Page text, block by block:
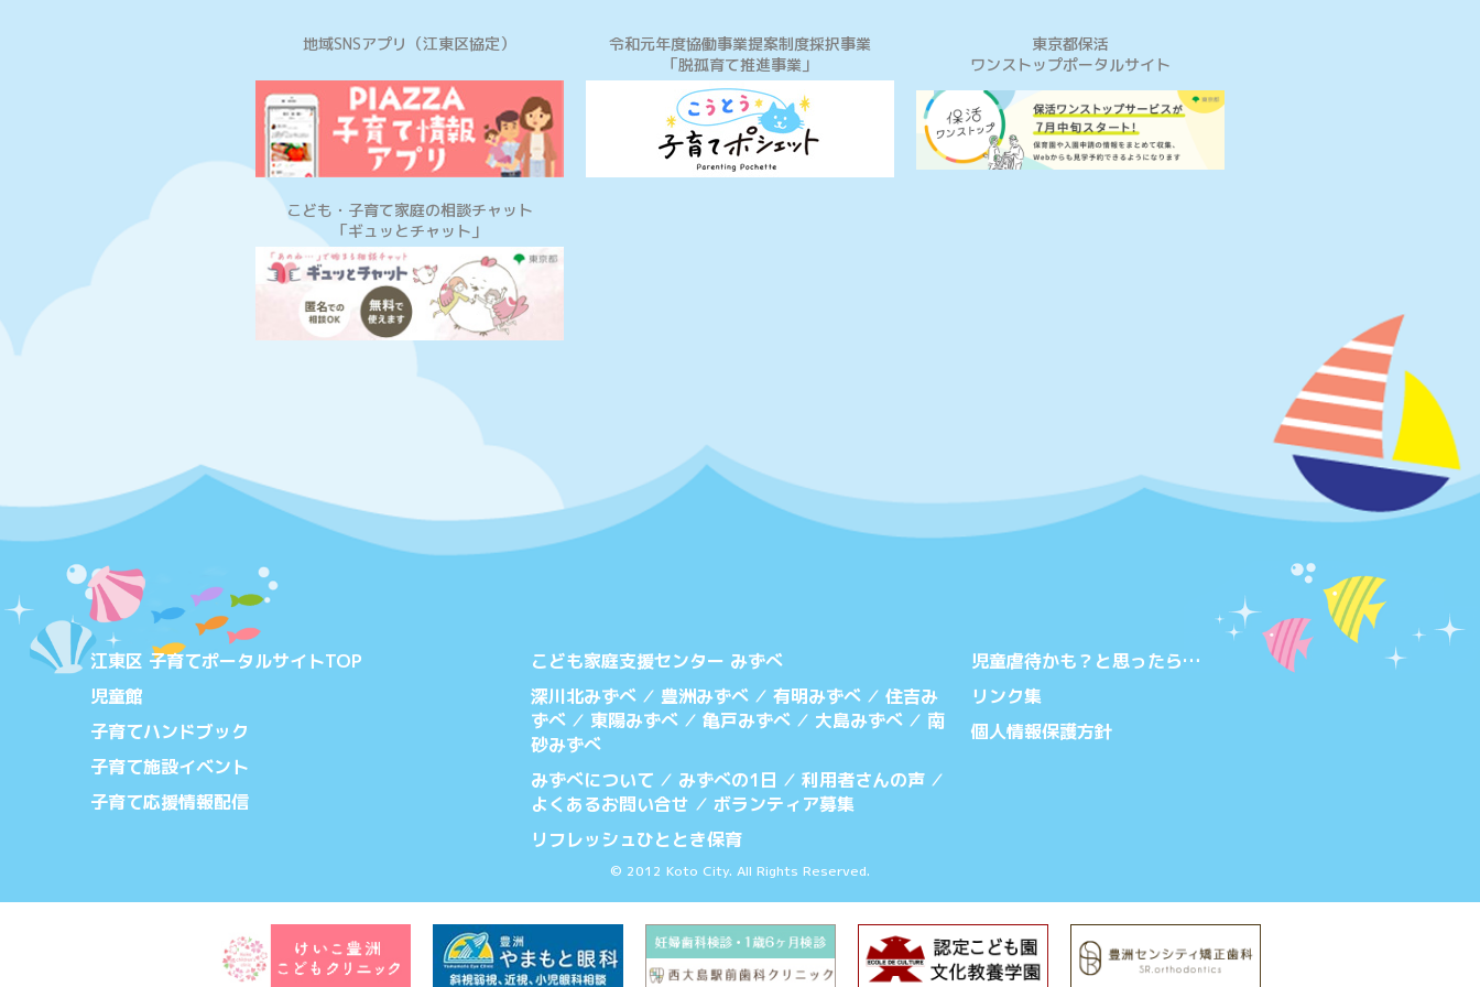
地域SNSアプリ （江東区協定）
令和元年度協働事業提案制度採択事業
「脱孤育て推進事業」
東京都保活
ワンストップポータルサイト
こども・子育て家庭の相談チャット
「ギュッとチャット」
江東区 子育てポータルサイトTOP
児童館
子育てハンドブック
子育て施設イベント
子育て応援情報配信
こども家庭支援センター みずべ
深川北みずべ／ 豊洲みずべ／ 有明みずべ／ 住吉み
ずべ／ 東陽みずべ／ 亀戸みずべ／ 大島みずべ／ 南
砂みずべ
みずべについて ／ みずべの1日 ／ 利用者さんの声／
よくあるお問い合せ ／ ボランティア募集
リフレッシュひととき保育
児童虐待かも？と思ったら…
リンク集
個人情報保護方針
© 2012 Koto City. All Rights Reserved.